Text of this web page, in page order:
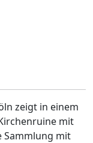
zeigt in einem
mit
Sammlung mit